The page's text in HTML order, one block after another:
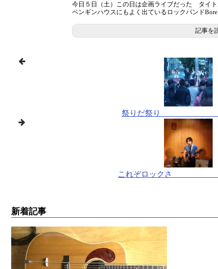
今日５日（土）この日は企画ライブだった タイ
ペンギンハウスにもよく出ているロックバンド
記事を
祭りだ祭り
これぞロックさ
新着記事